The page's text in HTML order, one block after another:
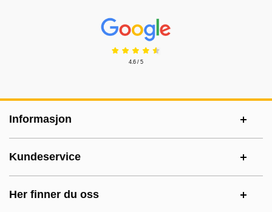
Prisjakt Vurdering: 4.6 Stjerne
4.6 / 5
Informasjon
Kundeservice
Her finner du oss